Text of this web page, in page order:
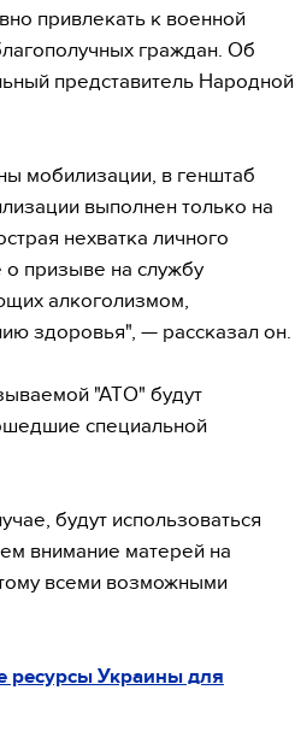
привлекать к военной
граждан. Об
представитель Народной
мобилизации, в генштаб
выполнен только на
нехватка личного
призыве на службу
алкоголизмом,
здоровья", — рассказал он.
"АТО" будут
специальной
будут использоваться
внимание матерей на
всеми возможными
ресурсы Украины для